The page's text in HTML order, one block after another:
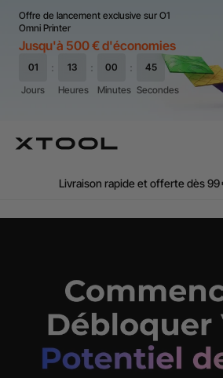
Offre de lancement exclusive sur O1
Omni Printer
Jusqu'à 500 € d'économies
TVA Offerte : Jusqu'à 20 % selon le
Livraison rapide et offerte dès 99
Garantie de Prix de 60 Jours.
TVA Offerte : Jusqu'à 20 % selon le